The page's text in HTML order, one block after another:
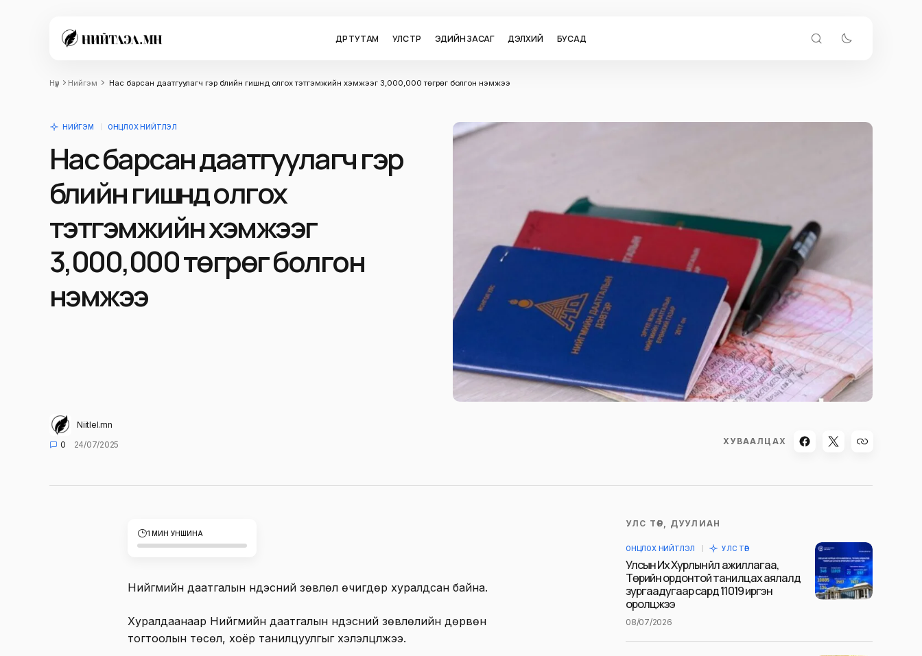
ӨДӨР ТУТАМ УЛС ТӨР ЭДИЙН ЗАСАГ ДЭЛХИЙ БУСАД
Нүүр Нийгэм Нас барсан даатгуулагч гэр бүлийн гишүүнд олгох тэтгэмжийн хэмжээг 3,000,000 төгрөг болгон нэмжээ
НИЙГЭМ ОНЦЛОХ НИЙТЛЭЛ
Нас барсан даатгуулагч гэр
бүлийн гишүүнд олгох
тэтгэмжийн хэмжээг
3,000,000 төгрөг болгон
нэмжээ
Niitlel.mn
0
24/07/2025 ХУВААЛЦАХ
1 МИН УНШИНА
Нийгмийн даатгалын үндэсний зөвлөл өчигдөр хуралдсан байна.
Хуралдаанаар Нийгмийн даатгалын үндэсний зөвлөлийн дөрвөн
тогтоолын төсөл, хоёр танилцуулгыг хэлэлцүүлжээ.
УЛС ТӨР, ДУУЛИАН
ОНЦЛОХ НИЙТЛЭЛ УЛС ТӨР
Улсын Их Хурлын үйл ажиллагаа,
Төрийн ордонтой танилцах аялалд
зургаадугаар сард 11019 иргэн
оролцжээ
08/07/2026